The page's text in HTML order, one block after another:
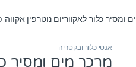
כלור לאקווריום נוטרפין אקווה פלוס
אנטי כלור ובקטריה
מרכך מים ומסיר